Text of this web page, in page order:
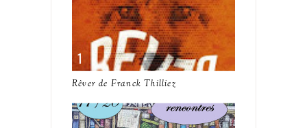
Rêver de Franck Thilliez